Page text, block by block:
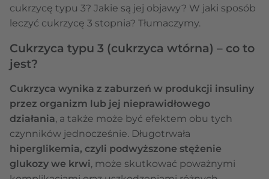
cukrzycę typu 3? Jakie są jej objawy? W jaki sposób
leczyć cukrzycę 3 stopnia? Tłumaczymy.
Cukrzyca typu 3 (cukrzyca wtórna) – co to
jest?
Cukrzyca wynika z zaburzeń w produkcji insuliny
przez organizm lub jej nieprawidłowego
działania, a także może być efektem obu tych
czynników jednocześnie. Długotrwała
hiperglikemia, czyli podwyższone stężenie
glukozy we krwi, może skutkować poważnymi